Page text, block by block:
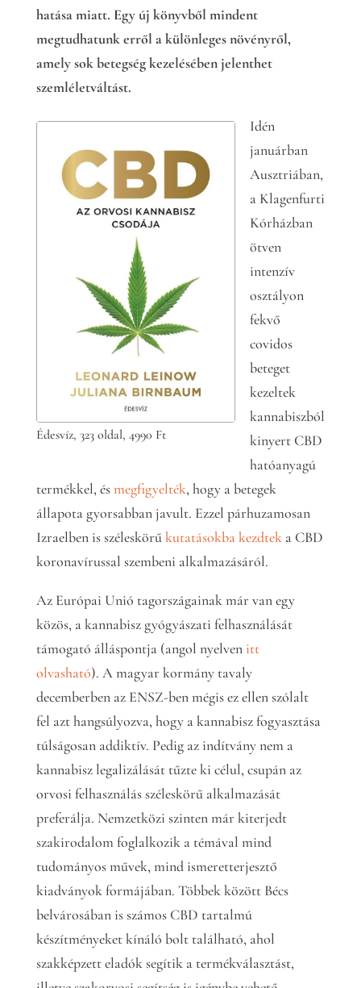
hatása miatt. Egy új könyvből mindent
megtudhatunk erről a különleges növényről,
amely sok betegség kezelésében jelenthet
szemléletváltást.
Édesvíz, 323 oldal, 4990 Ft
Idén
januárban
Ausztriában,
a Klagenfurti
Kórházban
ötven
intenzív
osztályon
fekvő
covidos
beteget
kezeltek
kannabiszból
kinyert CBD
hatóanyagú
termékkel, ésmegfigyelték, hogy a betegek
állapota gyorsabban javult. Ezzel párhuzamosan
Izraelben is széleskörűkutatásokba kezdteka CBD
koronavírussal szembeni alkalmazásáról.
Az Európai Unió tagországainak már van egy
közös, a kannabisz gyógyászati felhasználását
támogató álláspontja (angol nyelven itt
olvasható). A magyar kormány tavaly
decemberben az ENSZ-ben mégis ez ellen szólalt
fel azt hangsúlyozva, hogy a kannabisz fogyasztása
túlságosan addiktív. Pedig az indítvány nem a
kannabisz legalizálását tűzte ki célul, csupán az
orvosi felhasználás széleskörű alkalmazását
preferálja. Nemzetközi szinten már kiterjedt
szakirodalom foglalkozik a témával mind
tudományos művek, mind ismeretterjesztő
kiadványok formájában. Többek között Bécs
belvárosában is számos CBD tartalmú
készítményeket kínáló bolt található, ahol
szakképzett eladók segítik a termékválasztást,